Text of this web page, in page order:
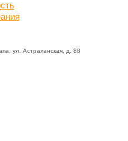
ул. Астраханская, д. 88